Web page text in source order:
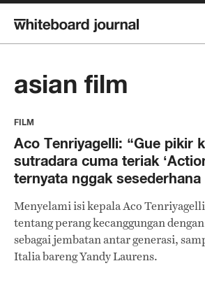
asian film
FILM
Aco Tenriyagelli: “Gue pikir
sutradara cuma teriak
ternyata nggak sesederhana
Menyelami isi kepala Aco
tentang perang kecanggungan
sebagai jembatan antar generasi,
Italia bareng Yandy Laurens.